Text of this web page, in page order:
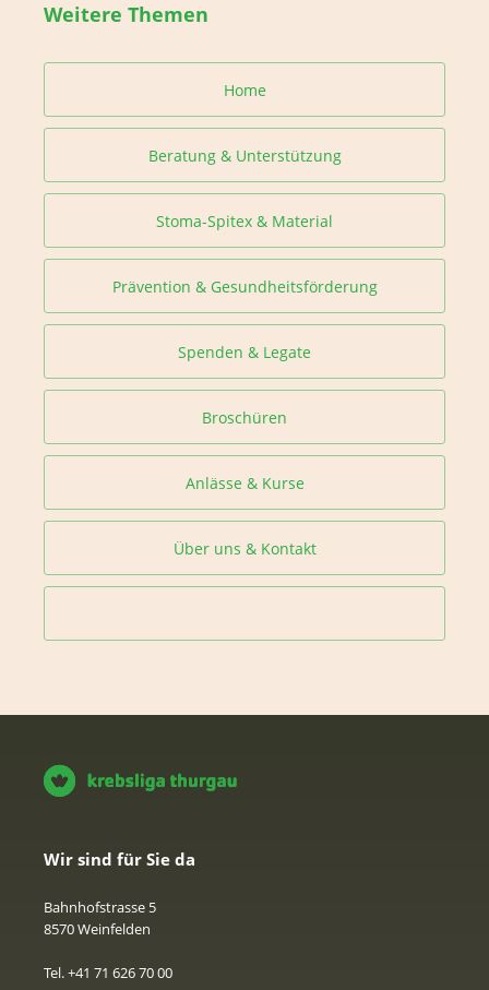
Weitere Themen
Home
Beratung & Unterstützung
Stoma-Spitex & Material
Prävention & Gesundheitsförderung
Spenden & Legate
Broschüren
Anlässe & Kurse
Über uns & Kontakt
Wir sind für Sie da
Bahnhofstrasse 5
8570 Weinfelden
Tel. +41 71 626 70 00